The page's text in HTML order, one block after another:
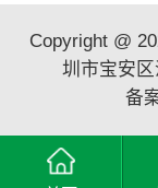
Copyright @
圳市宝安
备